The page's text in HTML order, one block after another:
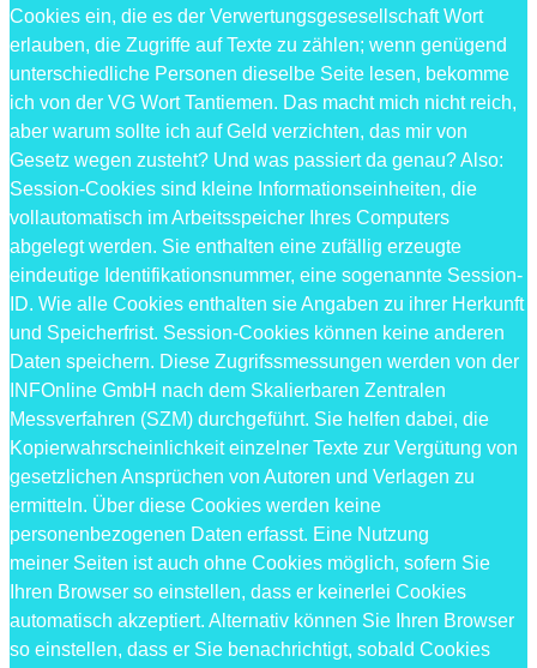
Cookies ein, die es der Verwertungsgesesellschaft Wort
erlauben, die Zugriffe auf Texte zu zählen; wenn genügend
unterschiedliche Personen dieselbe Seite lesen, bekomme
ich von der VG Wort Tantiemen. Das macht mich nicht reich,
aber warum sollte ich auf Geld verzichten, das mir von
Gesetz wegen zusteht? Und was passiert da genau? Also:
Session-Cookies sind kleine Informationseinheiten, die
vollautomatisch im Arbeitsspeicher Ihres Computers
abgelegt werden. Sie enthalten eine zufällig erzeugte
eindeutige Identifikationsnummer, eine sogenannte Session-
ID. Wie alle Cookies enthalten sie Angaben zu ihrer Herkunft
und Speicherfrist. Session-Cookies können keine anderen
Daten speichern. Diese Zugrifssmessungen werden von der
INFOnline GmbH nach dem Skalierbaren Zentralen
Messverfahren (SZM) durchgeführt. Sie helfen dabei, die
Kopierwahrscheinlichkeit einzelner Texte zur Vergütung von
gesetzlichen Ansprüchen von Autoren und Verlagen zu
ermitteln. Über diese Cookies werden keine
personenbezogenen Daten erfasst. Eine Nutzung
meiner Seiten ist auch ohne Cookies möglich, sofern Sie
Ihren Browser so einstellen, dass er keinerlei Cookies
automatisch akzeptiert. Alternativ können Sie Ihren Browser
so einstellen, dass er Sie benachrichtigt, sobald Cookies